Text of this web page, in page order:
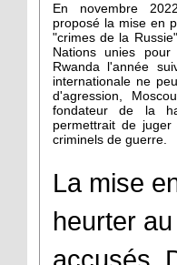
En novembre
proposé la mise en
"crimes de la
Nations unies
Rwanda l'année
internationale ne
d'agression,
fondateur de la
permettrait de
criminels de guerre.
La mise
heurter